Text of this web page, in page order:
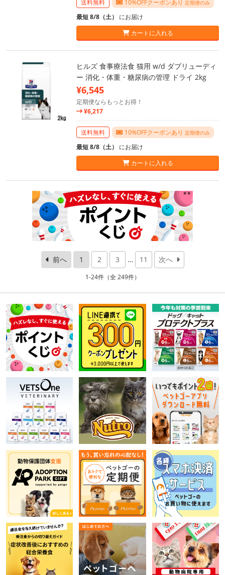
送料無料 10%OFFクーポンあり 定期便のみ
最短 8/8（土） にお届け
カートに入れる
ヒルズ 食事療法食 猫用 w/d ダブリューディ
ー 消化・体重・糖尿病の管理 ドライ 2kg
¥6,545
定期便ならもっとお得！
¥6,217
送料無料 10%OFFクーポンあり 定期便のみ
最短 8/8（土） にお届け
カートに入れる
前へ 1 2 3 … 11 次へ
1-24件（全 249件）